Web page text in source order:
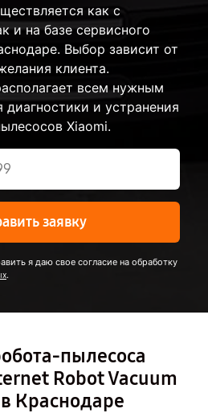
как с
и на базе сервисного
Выбор зависит от
клиента.
всем нужным
и устранения
Xiaomi.
заявку
я даю свое согласие на обработку
.
пылесоса
Robot Vacuum
Краснодаре